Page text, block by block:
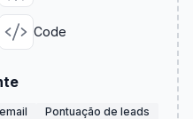
Code
Pontuação de leads